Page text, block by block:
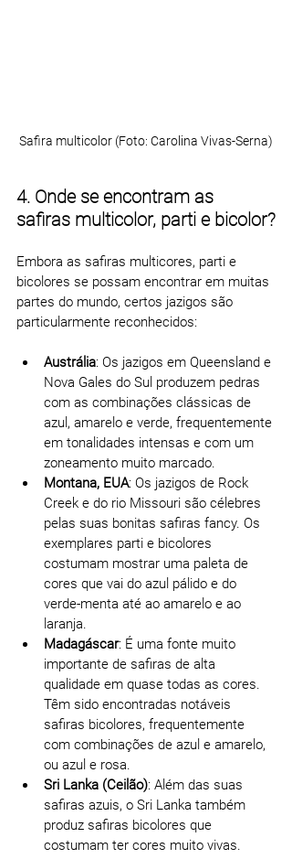
Safira multicolor (Foto: Carolina Vivas-Serna)
4. Onde se encontram as
safiras multicolor, parti e bicolor?
Embora as safiras multicores, parti e
bicolores se possam encontrar em muitas
partes do mundo, certos jazigos são
particularmente reconhecidos:
Austrália: Os jazigos em Queensland e
Nova Gales do Sul produzem pedras
com as combinações clássicas de
azul, amarelo e verde, frequentemente
em tonalidades intensas e com um
zoneamento muito marcado.
Montana, EUA: Os jazigos de Rock
Creek e do rio Missouri são célebres
pelas suas bonitas safiras fancy. Os
exemplares parti e bicolores
costumam mostrar uma paleta de
cores que vai do azul pálido e do
verde-menta até ao amarelo e ao
laranja.
Madagáscar: É uma fonte muito
importante de safiras de alta
qualidade em quase todas as cores.
Têm sido encontradas notáveis
safiras bicolores, frequentemente
com combinações de azul e amarelo,
ou azul e rosa.
Sri Lanka (Ceilão): Além das suas
safiras azuis, o Sri Lanka também
produz safiras bicolores que
costumam ter cores muito vivas.